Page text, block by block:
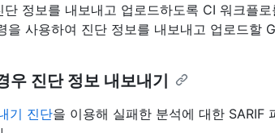
단 정보를 내보내고 업로드하도록 CI 워크플
을 사용하여 진단 정보를 내보내고 업로드할
우 진단 정보 내보내기
기 진단을 이용해 실패한 분석에 대한 SARIF